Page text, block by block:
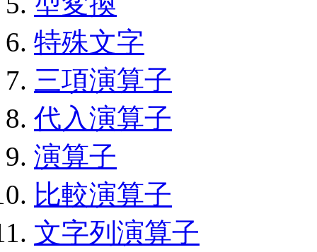
特殊文字
三項演算子
代入演算子
演算子
比較演算子
文字列演算子